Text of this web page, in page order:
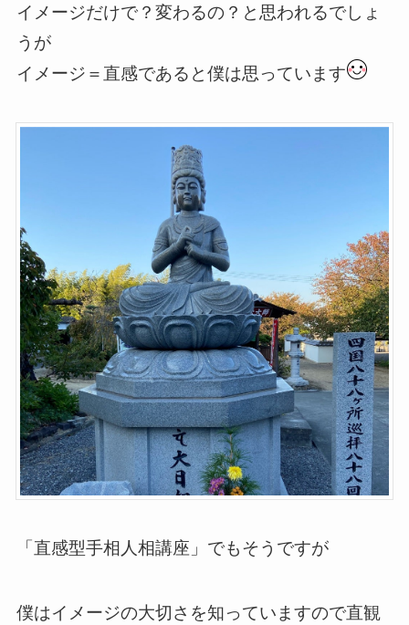
イメージだけで？変わるの？と思われるでしょ
うが
イメージ＝直感であると僕は思っています
「直感型手相人相講座」でもそうですが
僕はイメージの大切さを知っていますので直観